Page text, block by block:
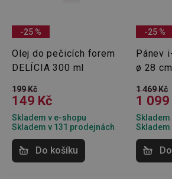
-25 %
Olej do pečicích forem
DELÍCIA 300 ml
199 Kč
149 Kč
Skladem v e-shopu
Skladem v 131 prodejnách
Do košíku
-25 %
Pánev
ø 28 cm
1 469 Kč
1 099
Skladem
Skladem